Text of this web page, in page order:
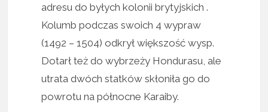
adresu do byłych kolonii brytyjskich .
Kolumb podczas swoich 4 wypraw
(1492 – 1504) odkrył większość wysp.
Dotarł też do wybrzeży Hondurasu, ale
utrata dwóch statków skłoniła go do
powrotu na północne Karaiby.